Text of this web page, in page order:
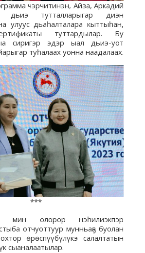
чэрчитинэн, Айза, Аркадий
дьиэ тутталларыгар диэн
улуус дьаһалталара кыттыһан,
туттардылар. Бу
сиригэр эдэр ыал дьиэ-уот
туһалаах уонна наадалаах.
***
мин олорор нэһилиэкпэр
отчуоттуур мунньаҕа буолан
өрөспүүбүлүкэ салалтатын
сыаналаатылар.